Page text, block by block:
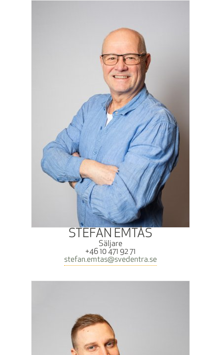
STEFAN EMTÅS
Säljare
+46 10 471 92 71
stefan.emtas@svedentra.se